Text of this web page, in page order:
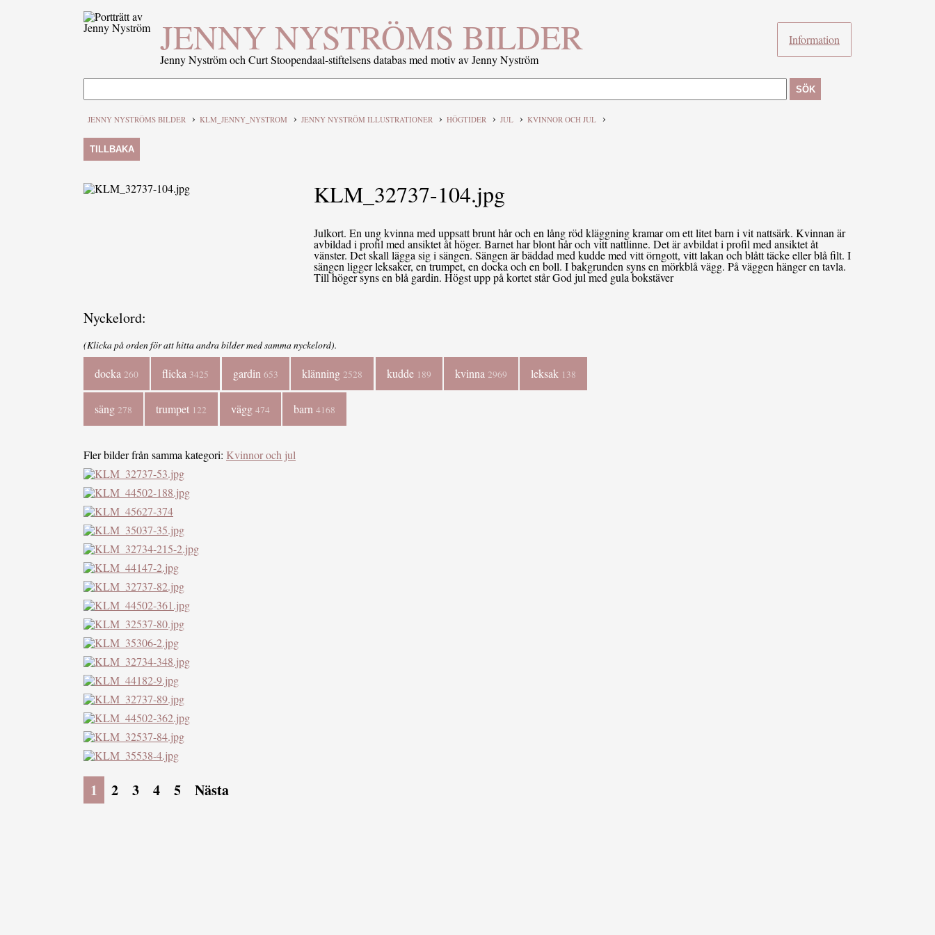
JENNY NYSTRÖMS BILDER
Jenny Nyström och Curt Stoopendaal-stiftelsens databas med motiv av Jenny Nyström
Information
SÖK
JENNY NYSTRÖMS BILDER › KLM_JENNY_NYSTROM › JENNY NYSTRÖM ILLUSTRATIONER › HÖGTIDER › JUL › KVINNOR OCH JUL ›
TILLBAKA
KLM_32737-104.jpg
Julkort. En ung kvinna med uppsatt brunt hår och en lång röd kläggning kramar om ett litet barn i vit nattsärk. Kvinnan är
avbildad i profil med ansiktet åt höger. Barnet har blont hår och vitt nattlinne. Det är avbildat i profil med ansiktet åt
vänster. Det skall lägga sig i sängen. Sängen är bäddad med kudde med vitt örngott, vitt lakan och blått täcke eller blå filt. I
sängen ligger leksaker, en trumpet, en docka och en boll. I bakgrunden syns en mörkblå vägg. På väggen hänger en tavla.
Till höger syns en blå gardin. Högst upp på kortet står God jul med gula bokstäver
Nyckelord:
(Klicka på orden för att hitta andra bilder med samma nyckelord).
docka 260 flicka 3425 gardin 653 klänning 2528 kudde 189 kvinna 2969 leksak 138
säng 278 trumpet 122 vägg 474 barn4168
Fler bilder från samma kategori: Kvinnor och jul
1 2 3 4 5 Nästa